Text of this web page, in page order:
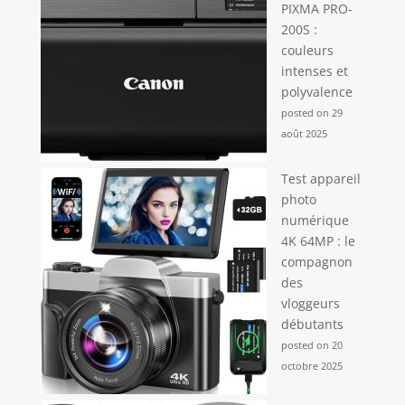
service à la
clientèle gratuit à
PIXMA PRO-
200S :
couleurs
intenses et
polyvalence
posted on 29
août 2025
Test appareil
photo
numérique
4K 64MP : le
compagnon
des
vloggeurs
débutants
posted on 20
octobre 2025